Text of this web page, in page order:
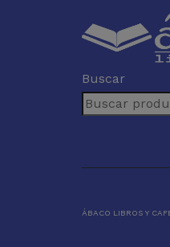
Buscar
ÁBACO LIBROS Y